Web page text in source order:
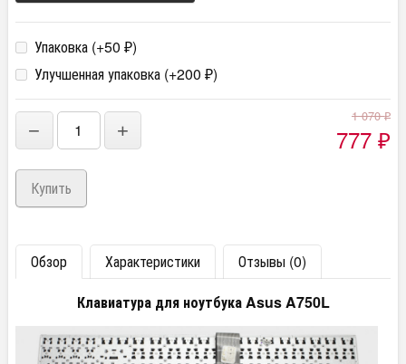
Упаковка (+50 ₽)
Улучшенная упаковка (+200 ₽)
− +
1 070₽
777 ₽
Обзор Характеристики
Отзывы (0)
Клавиатура для ноутбука Asus A750L